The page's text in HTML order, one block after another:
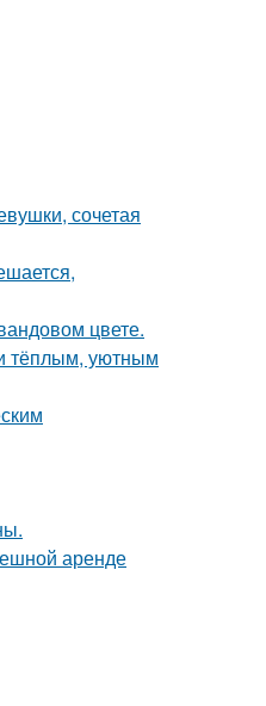
сочетая
цвете.
тёплым, уютным
аренде